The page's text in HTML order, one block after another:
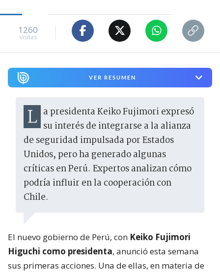
1260
visitas
VER RESUMEN
La presidenta Keiko Fujimori expresó su interés de integrarse a la alianza
de seguridad impulsada por Estados
Unidos, pero ha generado algunas
críticas en Perú. Expertos analizan cómo
podría influir en la cooperación con
Chile.
El nuevo gobierno de Perú, con Keiko Fujimori
Higuchi como presidenta, anunció esta semana
sus primeras acciones. Una de ellas, en materia de